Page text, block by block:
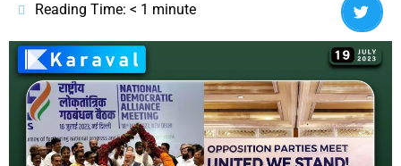
Reading Time: < 1 minute